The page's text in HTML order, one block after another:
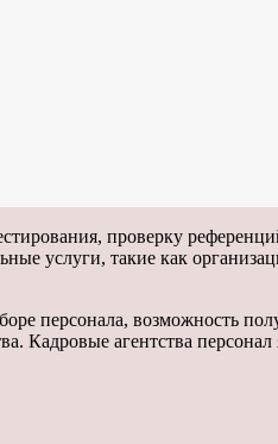
проверку
услуги, такие как
персонала, возможность
Кадровые агентства